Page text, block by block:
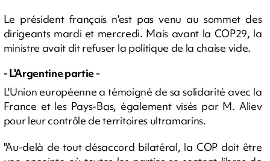
Le président français n'est pas venu au sommet des
dirigeants mardi et mercredi. Mais avant la COP29, la
ministre avait dit refuser la politique de la chaise vide.
- L'Argentine partie -
L'Union européenne a témoigné de sa solidarité avec la
France et les Pays-Bas, également visés par M. Aliev
pour leur contrôle de territoires ultramarins.
"Au-delà de tout désaccord bilatéral, la COP doit être